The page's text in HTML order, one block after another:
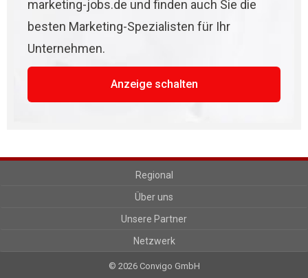
marketing-jobs.de und finden auch Sie die
besten Marketing-Spezialisten für Ihr
Unternehmen.
Anzeige schalten
Regional
Über uns
Unsere Partner
Netzwerk
© 2026 Convigo GmbH